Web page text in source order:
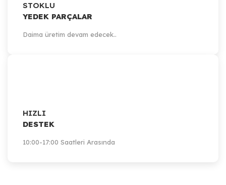
STOKLU
YEDEK PARÇALAR
Daima üretim devam edecek..
HIZLI
DESTEK
10:00-17:00 Saatleri Arasında